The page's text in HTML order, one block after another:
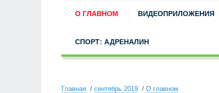
О ГЛАВНОМ ВИДЕОПРИЛОЖЕНИЯ
СПОРТ: АДРЕНАЛИН
Главная сентябрь 2019 О главном